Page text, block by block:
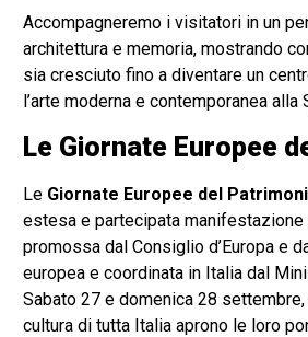
Accompagneremo i visitatori in un
architettura e memoria, mostrando
sia cresciuto fino a diventare un
l’arte moderna e contemporanea alla
Le Giornate Europee
Le Giornate Europee del
estesa e partecipata manifestazione
promossa dal Consiglio d’Europa e
europea e coordinata in Italia dal
Sabato 27 e domenica 28
cultura di tutta Italia aprono le loro